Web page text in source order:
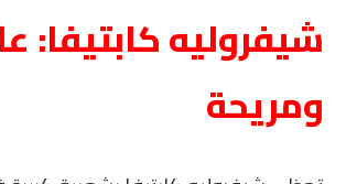
شيفروليه كابتيفا:
ومريحة